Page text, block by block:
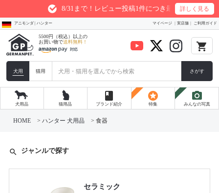
8/31まで！レビュー投稿1件につき最大200ptプレゼント
詳しく見る
アニモンダ | ハンター マイページ 実店舗 ご利用ガイド
5500円（税込）以上の
お買い物で送料無料！ local_grocery_store
犬用 猫用 さがす
犬用品 猫用品
book
ブランド紹介
stars
特集
photo_camera
みんなの写真
HOME ハンター 犬用品 食器
search ジャンルで探す
セラミック